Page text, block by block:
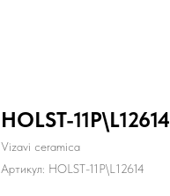
HOLST-11P\L12614
Vizavi ceramica
Артикул: HOLST-11P\L12614